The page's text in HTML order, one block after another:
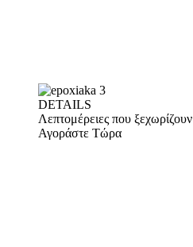
DETAILS
Λεπτομέρειες που ξεχωρίζουν
Αγοράστε Τώρα